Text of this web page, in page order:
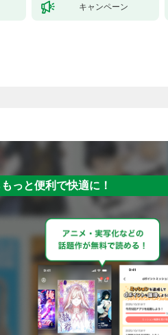
キャンペーン
っと便利で快適に！